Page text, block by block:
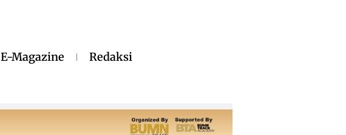
E-Magazine Redaksi